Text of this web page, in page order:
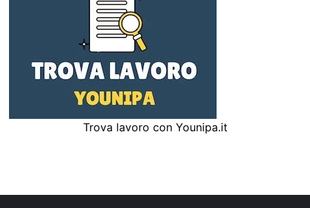
Trova lavoro con Younipa.it